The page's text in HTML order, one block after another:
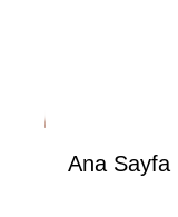
Ana Sayfa